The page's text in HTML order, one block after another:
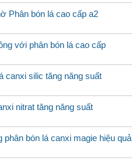
Phân bón lá cao cấp a2
với phân bón lá cao cấp
canxi silic tăng năng suất
nitrat tăng năng suất
bón lá canxi magie hiệu quả